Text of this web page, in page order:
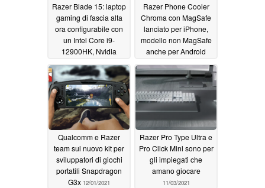
Razer Blade 15: laptop
gaming di fascia alta
ora configurabile con
un Intel Core i9-
12900HK, Nvidia
GeForce RTX 3080 Ti
e uno schermo 4K
144Hz01/05/2022
Razer Phone Cooler
Chroma con MagSafe
lanciato per iPhone,
modello non MagSafe
anche per Android
12/08/2021
Qualcomm e Razer
team sul nuovo kit per
sviluppatori di giochi
portatili Snapdragon
G3x 12/01/2021
Razer Pro Type Ultra e
Pro Click Mini sono per
gli impiegati che
amano giocare
11/03/2021